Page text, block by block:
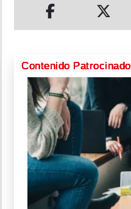
Contenido Patrocinado